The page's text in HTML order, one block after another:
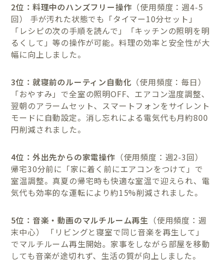
2位：料理中のハンズフリー操作 （使用頻度：週4-5
回） 手が汚れた状態でも「タイマー10分セット」
「レシピの次の手順を読んで」「キッチンの照明を明
るくして」等の操作が可能。料理の効率と安全性が大
幅に向上しました。
3位：就寝前のルーティン自動化 （使用頻度：毎日）
「おやすみ」で全室の照明OFF、エアコン温度調整、
翌朝のアラームセット、スマートフォンをサイレント
モードに自動設定。消し忘れによる電気代も月約800
円削減されました。
4位：外出先からの家電操作 （使用頻度：週2-3回）
帰宅30分前に「家に着く前にエアコンをつけて」で
室温調整。真夏の帰宅時も快適な室温で迎えられ、電
気代も効率的な運転により約15%削減されました。
5位：音楽・動画のマルチルーム再生 （使用頻度：週
末中心） 「リビングと寝室で同じ音楽を再生して」
でマルチルーム再生開始。家事をしながら部屋を移動
しても音楽が途切れず、生活の質が向上しました。